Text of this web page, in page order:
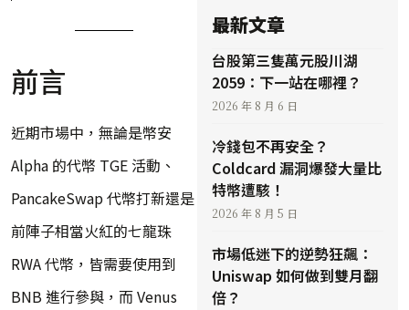
前言
近期市場中，無論是幣安
Alpha 的代幣 TGE 活動、
PancakeSwap 代幣打新還是
前陣子相當火紅的七龍珠
RWA 代幣，皆需要使用到
BNB 進行參與，而 Venus
最新文章
台股第三隻萬元股川湖
2059：下一站在哪裡？
2026 年 8 月 6 日
冷錢包不再安全？
Coldcard 漏洞爆發大量比
特幣遭駭！
2026 年 8 月 5 日
市場低迷下的逆勢狂飆：
Uniswap 如何做到雙月翻
倍？